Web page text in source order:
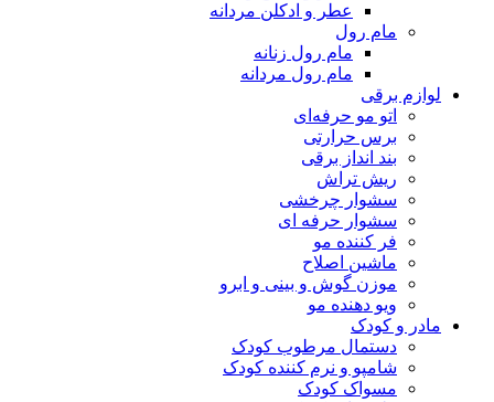
عطر و ادکلن مردانه
مام رول
مام رول زنانه
مام رول مردانه
لوازم برقی
اتو مو حرفه‌ای
برس حرارتی
بند انداز برقی
ریش تراش
سشوار چرخشی
سشوار حرفه ای
فر کننده‌ مو
ماشین اصلاح
موزن گوش و بینی و ابرو
ویو دهنده مو
مادر و کودک
دستمال مرطوب کودک
شامپو و نرم کننده کودک
مسواک کودک